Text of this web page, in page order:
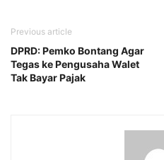
Previous article
DPRD: Pemko Bontang Agar
Tegas ke Pengusaha Walet
Tak Bayar Pajak